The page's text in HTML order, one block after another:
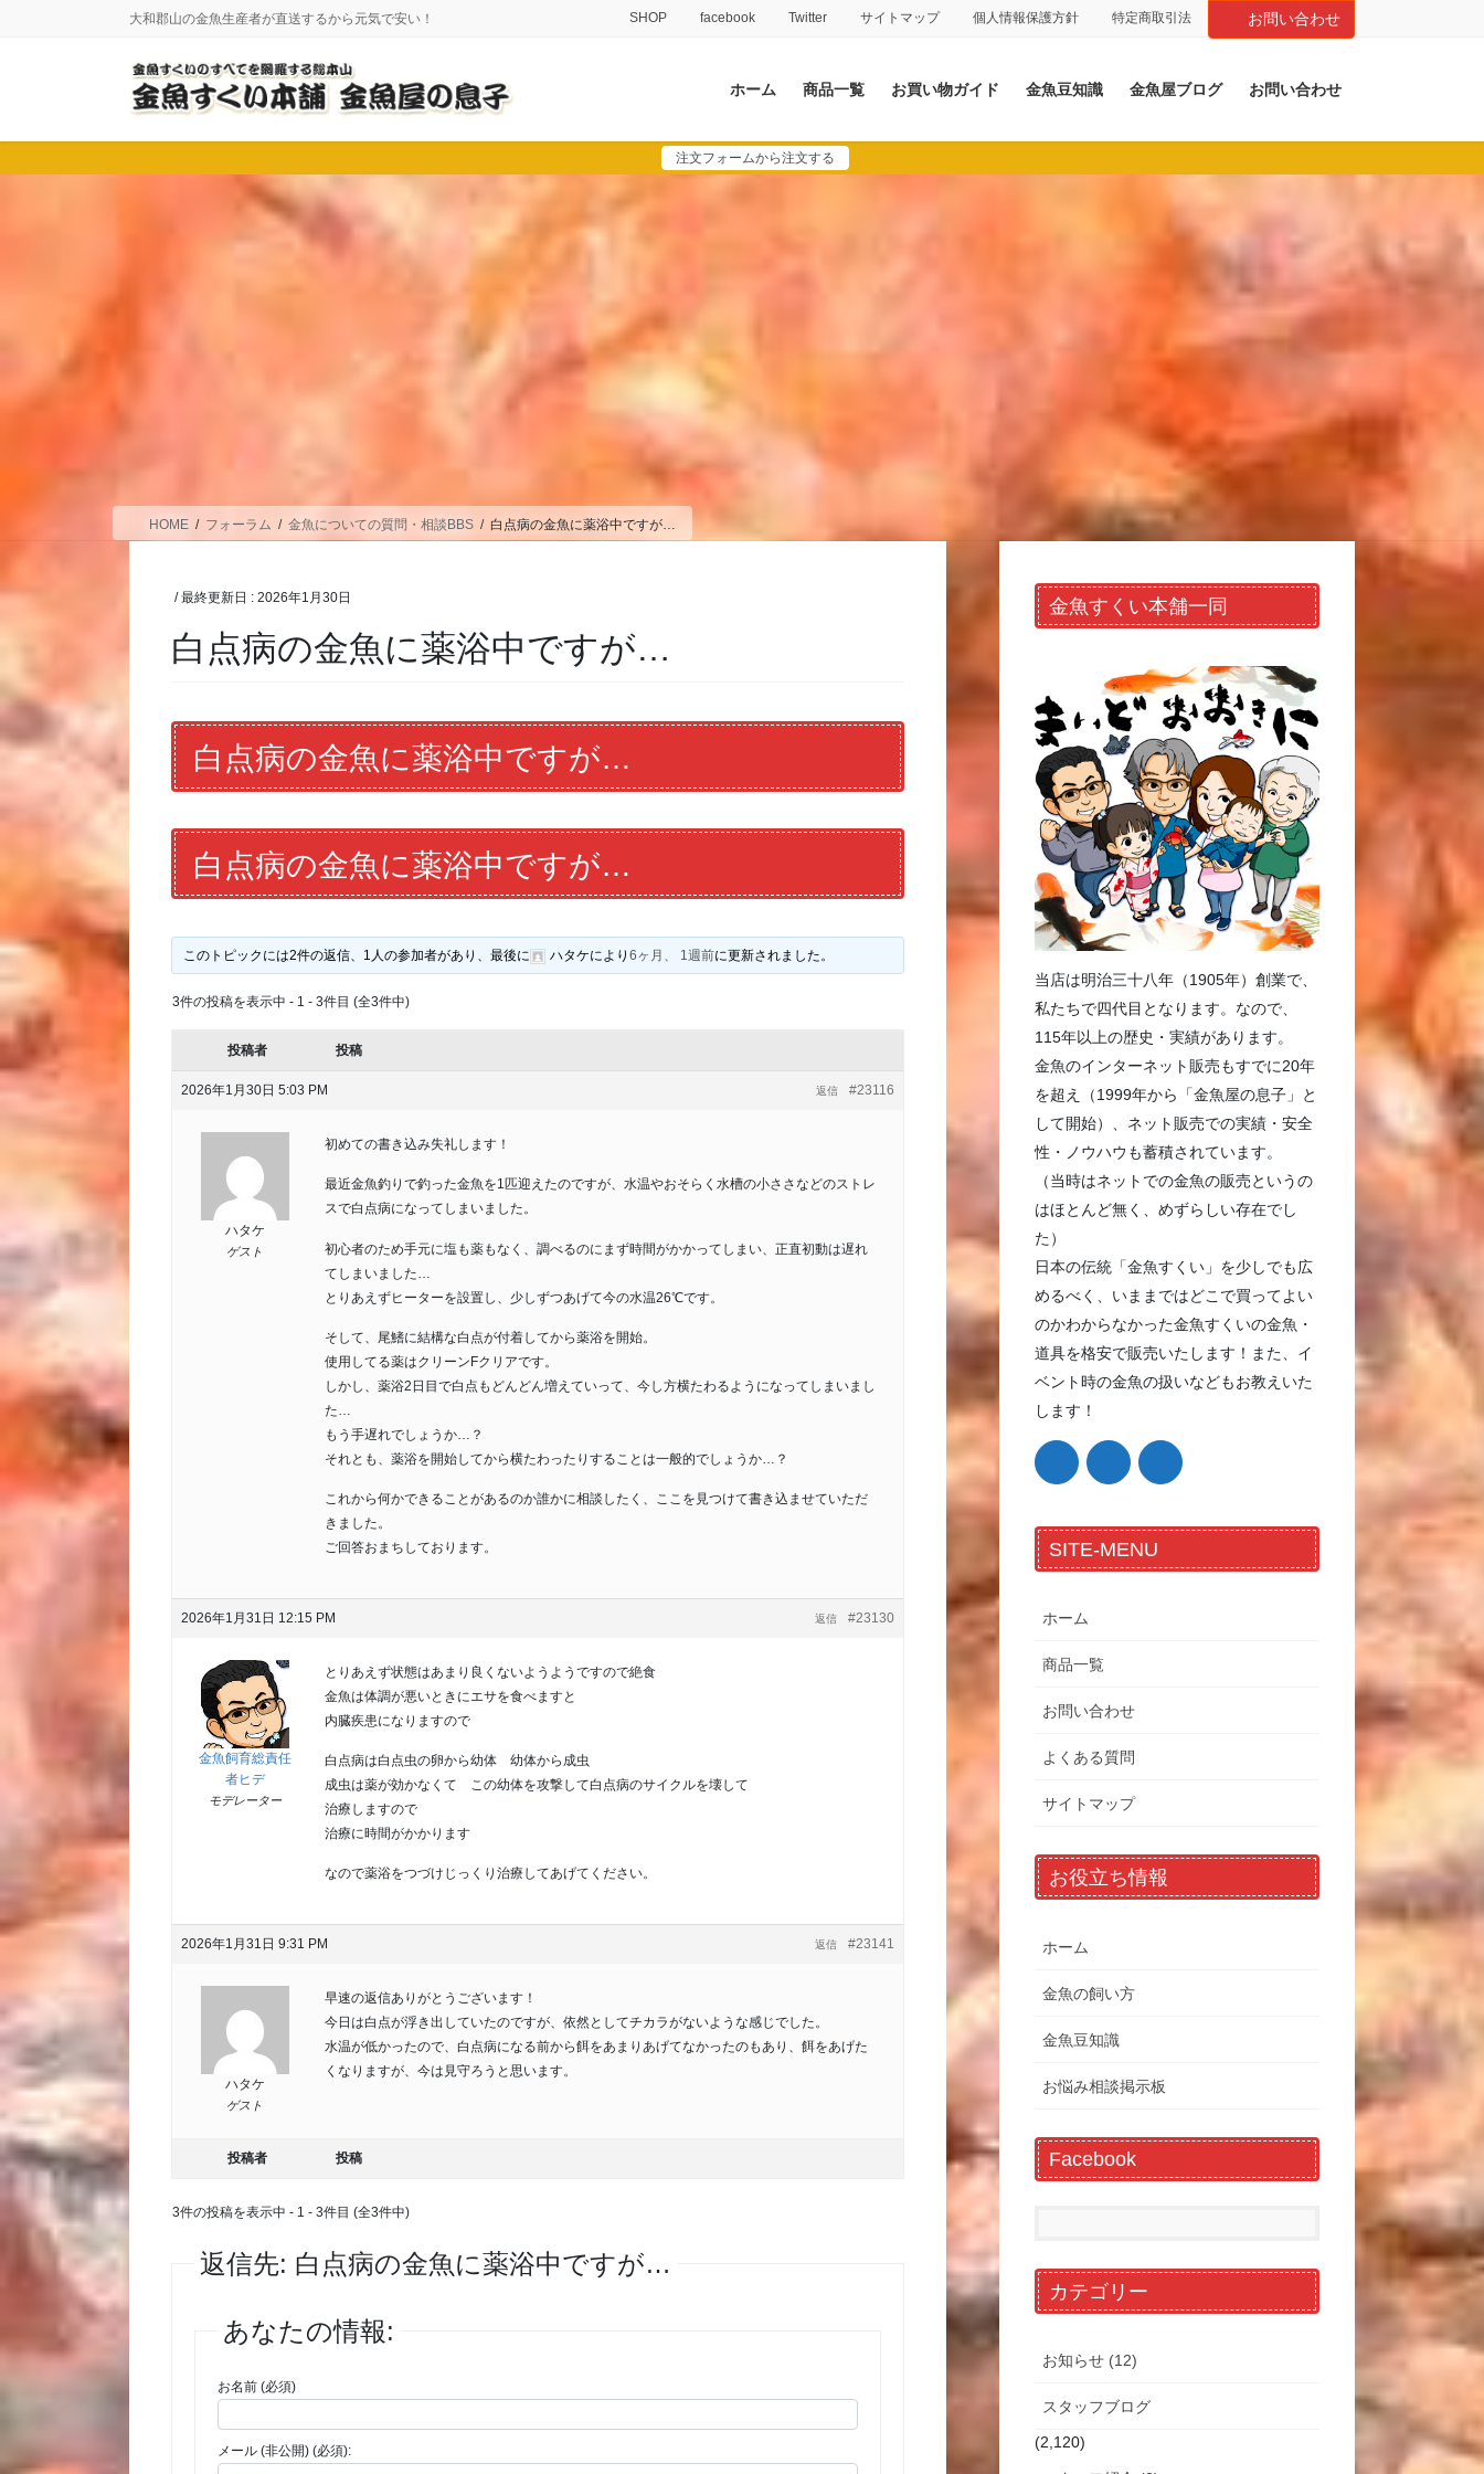
に
移
ョ
ン
大和郡山の金魚生産者が直送するから元気で安い！ SHOP facebook Twitter サイトマップ 個人情報保護方針 特定商取引法 お問い合わせ
ホーム 商品一覧 お買い物ガイド 金魚豆知識 金魚屋ブログ お問い合わせ
注文フォームから注文する
HOME フォーラム 金魚についての質問・相談BBS 白点病の金魚に薬浴中ですが…
/ 最終更新日 :2026年1月30日
白点病の金魚に薬浴中ですが…
白点病の金魚に薬浴中ですが…
白点病の金魚に薬浴中ですが…
このトピックには2件の返信、1人の参加者があり、最後に ハタケにより 6ヶ月、 1週前に更新されました。
3件の投稿を表示中 - 1 - 3件目 (全3件中)
投稿者 投稿
2026年1月30日 5:03 PM #23116
返信
ハタケ
ゲスト
初めての書き込み失礼します！
最近金魚釣りで釣った金魚を1匹迎えたのですが、水温やおそらく水槽の小ささなどのストレ
スで白点病になってしまいました。
初心者のため手元に塩も薬もなく、調べるのにまず時間がかかってしまい、正直初動は遅れ
てしまいました…
とりあえずヒーターを設置し、少しずつあげて今の水温26℃です。
そして、尾鰭に結構な白点が付着してから薬浴を開始。
使用してる薬はクリーンFクリアです。
しかし、薬浴2日目で白点もどんどん増えていって、今し方横たわるようになってしまいまし
た…
もう手遅れでしょうか…？
それとも、薬浴を開始してから横たわったりすることは一般的でしょうか…？
これから何かできることがあるのか誰かに相談したく、ここを見つけて書き込ませていただ
きました。
ご回答おまちしております。
2026年1月31日 12:15 PM #23130
返信
金魚飼育総責任
者ヒデ
モデレーター
とりあえず状態はあまり良くないようようですので絶食
金魚は体調が悪いときにエサを食べますと
内臓疾患になりますので
白点病は白点虫の卵から幼体 幼体から成虫
成虫は薬が効かなくて この幼体を攻撃して白点病のサイクルを壊して
治療しますので
治療に時間がかかります
なので薬浴をつづけじっくり治療してあげてください。
2026年1月31日 9:31 PM #23141
返信
ハタケ
ゲスト
早速の返信ありがとうございます！
今日は白点が浮き出していたのですが、依然としてチカラがないような感じでした。
水温が低かったので、白点病になる前から餌をあまりあげてなかったのもあり、餌をあげた
くなりますが、今は見守ろうと思います。
投稿者 投稿
3件の投稿を表示中 - 1 - 3件目 (全3件中)
返信先: 白点病の金魚に薬浴中ですが…
あなたの情報:
お名前 (必須)
メール (非公開) (必須):
金魚すくい本舗一同
当店は明治三十八年（1905年）創業で、
私たちで四代目となります。なので、
115年以上の歴史・実績があります。
金魚のインターネット販売もすでに20年
を超え（1999年から「金魚屋の息子」と
して開始）、ネット販売での実績・安全
性・ノウハウも蓄積されています。
（当時はネットでの金魚の販売というの
はほとんど無く、めずらしい存在でし
た）
日本の伝統「金魚すくい」を少しでも広
めるべく、いままではどこで買ってよい
のかわからなかった金魚すくいの金魚・
道具を格安で販売いたします！また、イ
ベント時の金魚の扱いなどもお教えいた
します！
SITE-MENU
ホーム
商品一覧
お問い合わせ
よくある質問
サイトマップ
お役立ち情報
ホーム
金魚の飼い方
金魚豆知識
お悩み相談掲示板
Facebook
カテゴリー
お知らせ (12)
スタッフブログ
(2,120)